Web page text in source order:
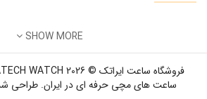
ساعت مچی سوئیسی SLOW "AM/PM" – 01..
12,500,000 تومان
ایمیل:
زمان کاری:8 صبح تا 5 عصر
SHOW MORE
ساعت های مچی حرفه ای در ایران. طراحی